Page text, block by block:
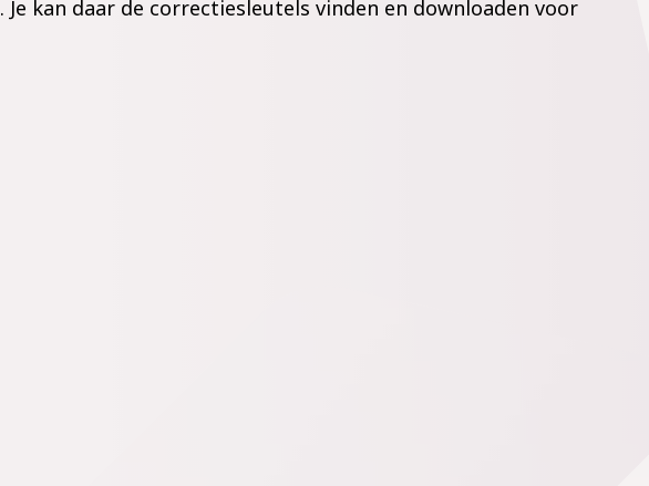
. Je kan daar de correctiesleutels vinden en downloaden voor